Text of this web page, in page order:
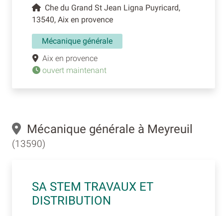
Che du Grand St Jean Ligna Puyricard,
13540, Aix en provence
Mécanique générale
Aix en provence
ouvert maintenant
Mécanique générale à Meyreuil
(13590)
SA STEM TRAVAUX ET
DISTRIBUTION